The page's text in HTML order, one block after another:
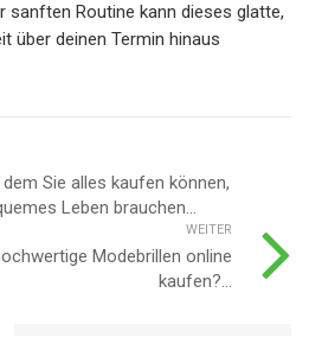
sanften Routine kann dieses glatte,
über deinen Termin hinaus
Sie alles kaufen können,
Leben brauchen...
WEITER
Modebrillen online
kaufen?...